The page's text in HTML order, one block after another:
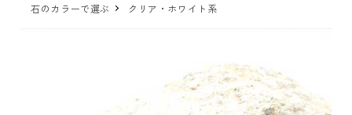
石のカラーで選ぶ
クリア・ホワイト系